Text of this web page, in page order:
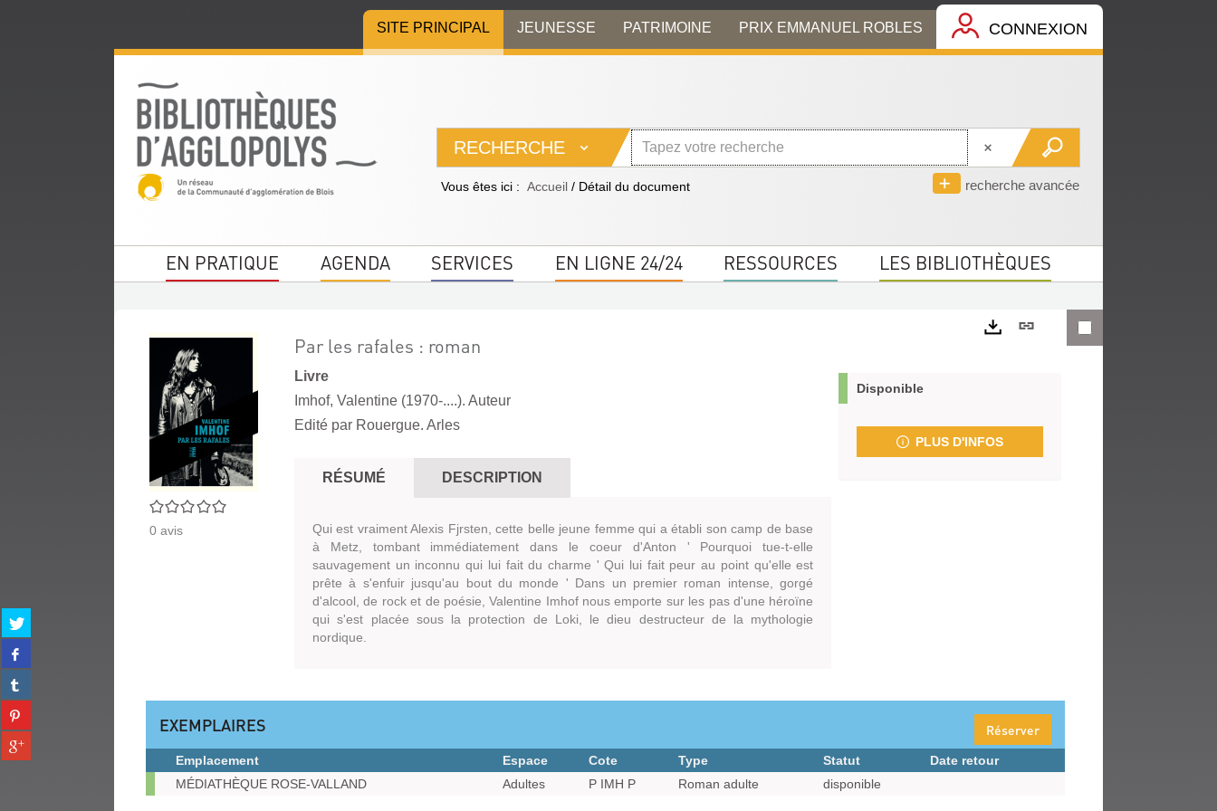
menu
contenu
la
SITE PRINCIPAL JEUNESSE PATRIMOINE PRIX EMMANUEL ROBLES CONNEXION
RECHERCHE
recherche avancée
Vous êtes ici : Accueil / Détail du document
EN PRATIQUE AGENDA SERVICES EN LIGNE 24/24 RESSOURCES LES BIBLIOTHÈQUES
Partager
sur
twitter
(Nouvelle
fenêtre)
Partager
sur
facebook
(Nouvelle
fenêtre)
Partager
sur
tumblr
(Nouvelle
fenêtre)
Partager
sur
pinterest
(Nouvelle
Partager
sur
0/5
0 avis
Par les rafales : roman
Livre
Imhof, Valentine (1970-....). Auteur
Edité par Rouergue. Arles
RÉSUMÉ DESCRIPTION
Qui est vraiment Alexis Fjrsten, cette belle jeune femme qui a établi son camp de base
à Metz, tombant immédiatement dans le coeur d'Anton ' Pourquoi tue-t-elle
sauvagement un inconnu qui lui fait du charme ' Qui lui fait peur au point qu'elle est
prête à s'enfuir jusqu'au bout du monde ' Dans un premier roman intense, gorgé
d'alcool, de rock et de poésie, Valentine Imhof nous emporte sur les pas d'une héroïne
qui s'est placée sous la protection de Loki, le dieu destructeur de la mythologie
nordique.
Lien
Disponible
PLUS D'INFOS
EXEMPLAIRES Réserver
Exemplaires
Emplacement Espace Cote Type Statut
Date retour
MÉDIATHÈQUE ROSE-VALLAND
Adultes P IMH P Roman adulte disponible